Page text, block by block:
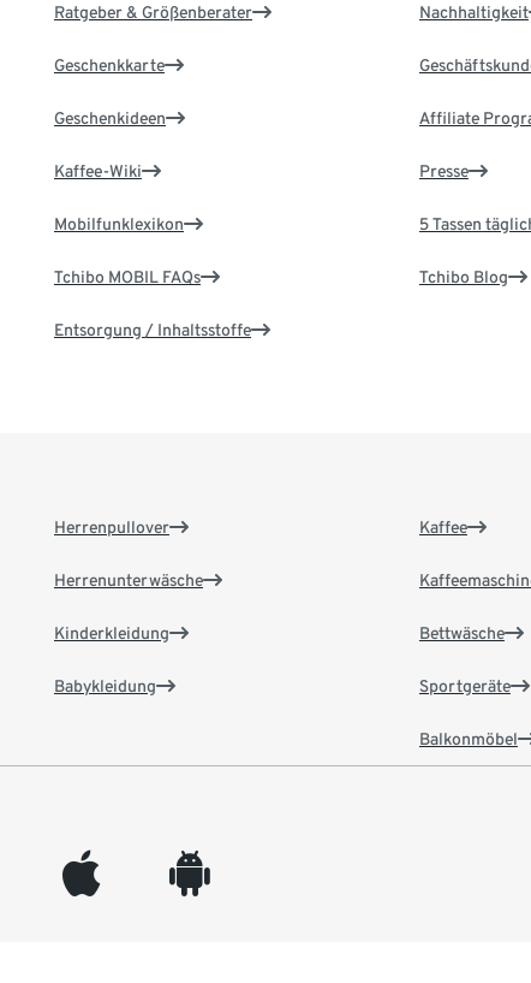
Ratgeber & Größenberater
Geschenkkarte
Geschenkideen
Kaffee-Wiki
Mobilfunklexikon
Tchibo MOBIL FAQs
Entsorgung / Inhaltsstoffe
Nachhaltigkeit
Affiliate
Presse
5 Tassen
Tchibo Blog
Herrenpullover
Herrenunterwäsche
Kinderkleidung
Babykleidung
Kaffee
Bettwäsche
Sportgeräte
Balkonmöbel
appleinc android